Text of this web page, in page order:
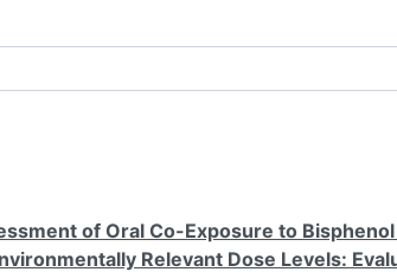
of Oral Co-Exposure to
Relevant Dose Levels: